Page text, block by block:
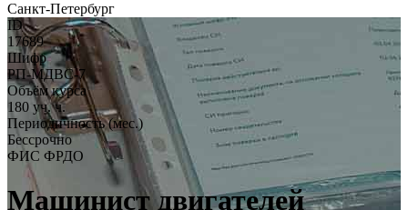
Санкт-Петербург
ID
17689
Шифр
РП-МДВС-7
Объём курса
180 уч. ч.
Периодичность (мес.)
Бессрочно
ФИС ФРДО
Машинист двигателей